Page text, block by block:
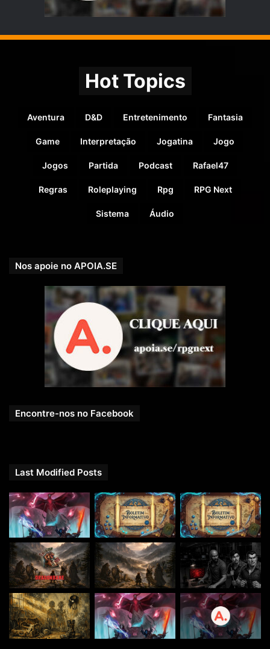
Hot Topics
Aventura D&D Entretenimento Fantasia
Game Interpretação Jogatina Jogo
Jogos Partida Podcast Rafael47
Regras Roleplaying Rpg RPG Next
Sistema Áudio
Nos apoie no APOIA.SE
Encontre-nos no Facebook
Last Modified Posts